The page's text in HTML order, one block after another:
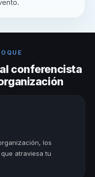
conferencista
los
atraviesa tu